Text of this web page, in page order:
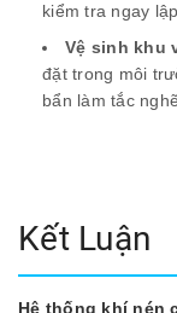
kiểm tra ngay
Vệ sinh khu
đặt trong môi
bẩn làm tắc
Kết Luận
Hệ thống khí nén